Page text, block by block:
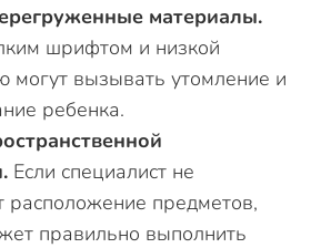
материалы.
шрифтом и низкой
могут вызывать утомление и
ребенка.
Если специалист не
расположение предметов,
правильно выполнить